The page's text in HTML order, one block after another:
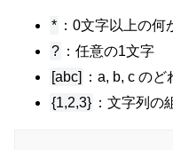
* ：0文字以上の何
? ：任意の1文字
[abc]
：a, b, c の
{1,2,3} ：文字列の